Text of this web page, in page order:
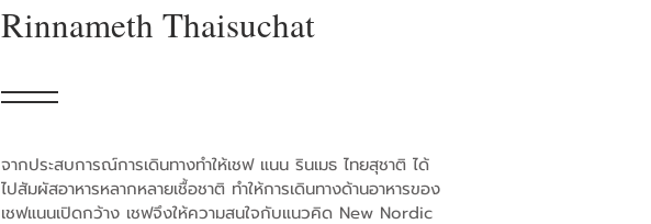
Rinnameth Thaisuchat
จากประสบการณ์การเดินทางทำให้เชฟ แนน รินเมธ ไทยสุชาติ ได้
ไปสัมผัสอาหารหลากหลายเชื้อชาติ ทำให้การเดินทางด้านอาหารของ
เชฟแนนเปิดกว้าง เชฟจึงให้ความสนใจกับแนวคิด New Nordic